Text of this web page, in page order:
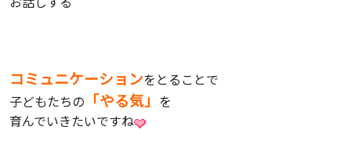
コミュニケーションをとることで
子どもたちの 「やる気」 を
育んでいきたいですね